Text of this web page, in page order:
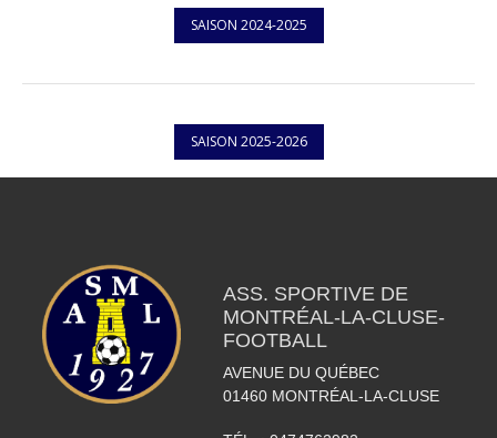
SAISON 2024-2025
SAISON 2025-2026
ASS. SPORTIVE DE
MONTRÉAL-LA-CLUSE-
FOOTBALL
AVENUE DU QUÉBEC
01460 MONTRÉAL-LA-CLUSE